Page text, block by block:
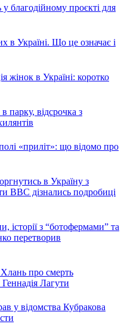
благодійному проєкті для
в Україні. Що це означає і
жінок в Україні: коротко
парку, відсрочка з
«приліт»: що відомо про
в Україну з
ВВС дізнались подробиці
історії з “ботофермами” та
перетворив
про смерть
Лагути
у відомства Кубракова